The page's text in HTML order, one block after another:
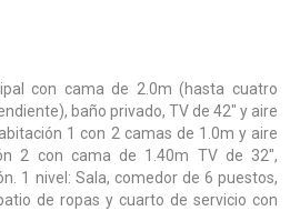
con cama de 2.0m (hasta cuatro
baño privado, TV de 42″ y aire
1 con 2 camas de 1.0m y aire
2 con cama de 1.40m TV de 32″,
1 nivel: Sala, comedor de 6 puestos,
de ropas y cuarto de servicio con